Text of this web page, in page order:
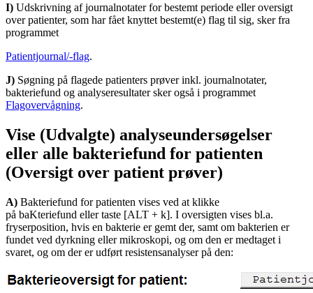
I) Udskrivning af journalnotater for bestemt periode eller oversigt
over patienter, som har fået knyttet bestemt(e) flag til sig, sker fra
programmet
Patientjournal/-flag.
J) Søgning på flagede patienters prøver inkl. journalnotater,
bakteriefund og analyseresultater sker også i programmet
Flagovervågning.
Vise (Udvalgte) analyseundersøgelser
eller alle bakteriefund for patienten
(Oversigt over patient prøver)
A) Bakteriefund for patienten vises ved at klikke
på baKteriefund eller taste [ALT + k]. I oversigten vises bl.a.
fryserposition, hvis en bakterie er gemt der, samt om bakterien er
fundet ved dyrkning eller mikroskopi, og om den er medtaget i
svaret, og om der er udført resistensanalyser på den: